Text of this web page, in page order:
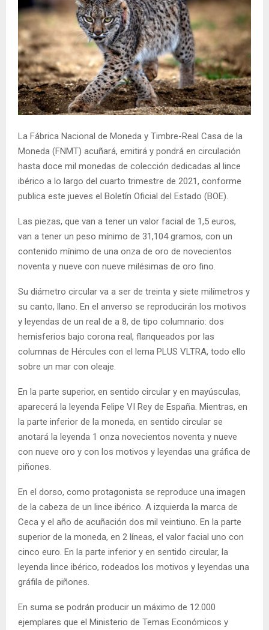
La Fábrica Nacional de Moneda y Timbre-Real Casa de la
Moneda (FNMT) acuñará, emitirá y pondrá en circulación
hasta doce mil monedas de colección dedicadas al lince
ibérico a lo largo del cuarto trimestre de 2021, conforme
publica este jueves el Boletín Oficial del Estado (BOE).
Las piezas, que van a tener un valor facial de 1,5 euros,
van a tener un peso mínimo de 31,104 gramos, con un
contenido mínimo de una onza de oro de novecientos
noventa y nueve con nueve milésimas de oro fino.
Su diámetro circular va a ser de treinta y siete milímetros y
su canto, llano. En el anverso se reproducirán los motivos
y leyendas de un real de a 8, de tipo columnario: dos
hemisferios bajo corona real, flanqueados por las
columnas de Hércules con el lema PLUS VLTRA, todo ello
sobre un mar con oleaje.
En la parte superior, en sentido circular y en mayúsculas,
aparecerá la leyenda Felipe VI Rey de España. Mientras, en
la parte inferior de la moneda, en sentido circular se
anotará la leyenda 1 onza novecientos noventa y nueve
con nueve oro y con los motivos y leyendas una gráfica de
piñones.
En el dorso, como protagonista se reproduce una imagen
de la cabeza de un lince ibérico. A izquierda la marca de
Ceca y el año de acuñación dos mil veintiuno. En la parte
superior de la moneda, en 2 líneas, el valor facial uno con
cinco euro. En la parte inferior y en sentido circular, la
leyenda lince ibérico, rodeados los motivos y leyendas una
gráfila de piñones.
En suma se podrán producir un máximo de 12.000
ejemplares que el Ministerio de Temas Económicos y